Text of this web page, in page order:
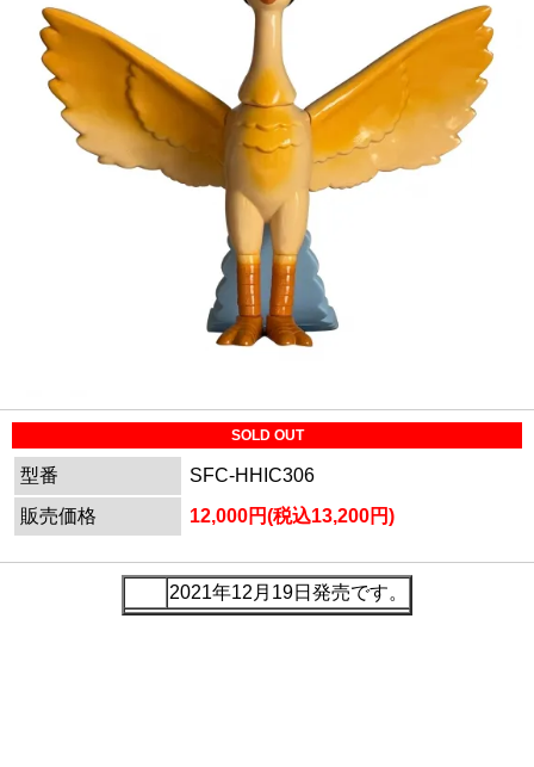
SOLD OUT
型番
SFC-HHIC306
販売価格
12,000円(税込13,200円)
2021年12月19日発売です。